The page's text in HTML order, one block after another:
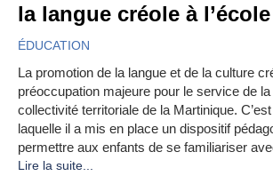
la langue créole à l’école
ÉDUCATION
La promotion de la langue et de la culture
préoccupation majeure pour le service de
collectivité territoriale de la Martinique.
laquelle il a mis en place un dispositif
permettre aux enfants de se familiariser
Lire la suite...